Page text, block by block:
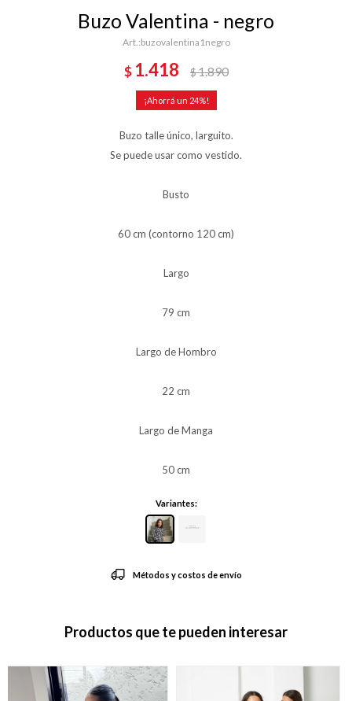
Buzo Valentina - negro
buzovalentina1negro
$ 1.418 $1.890
24
Buzo talle único, larguito.
Se puede usar como vestido.
Busto
60 cm (contorno 120 cm)
Largo
79 cm
Largo de Hombro
22 cm
Largo de Manga
50 cm
Variantes:
Métodos y costos de envío
Productos que te pueden interesar